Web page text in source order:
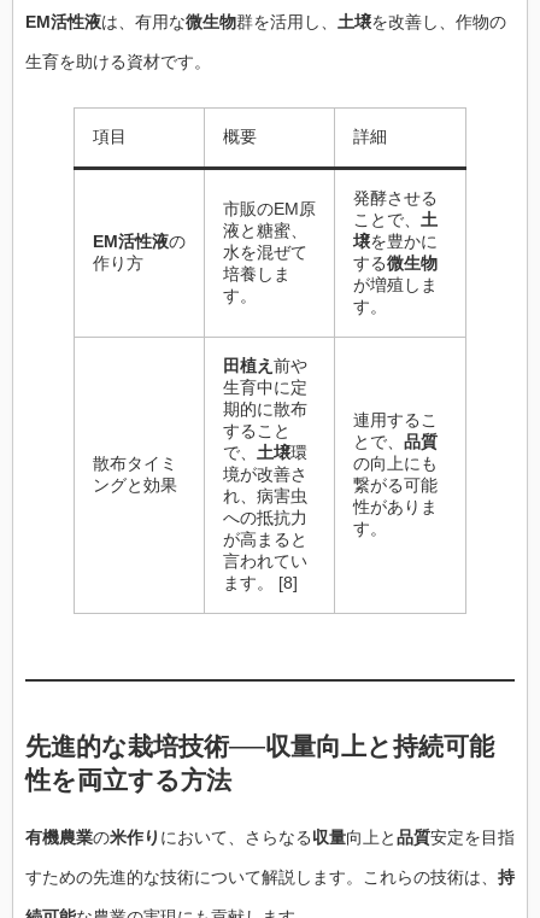
EM活性液は、有用な微生物群を活用し、 土壌を改善し、作物の
生育を助ける資材です。
項目 概要 詳細
EM活性液の
作り方
市販のEM原
液と糖蜜、
水を混ぜて
培養しま
す。
発酵させる
ことで、 土
壌を豊かに
する微生物
が増殖しま
す。
散布タイミ
ングと効果
田植え 前や
生育中に定
期的に散布
すること
で、 土壌環
境が改善さ
れ、病害虫
への抵抗力
が高まると
言われてい
ます。 [8]
連用するこ
とで、 品質
の向上にも
繋がる可能
性がありま
す。
先進的な栽培技術──収量向上と持続可能
性を両立する方法
有機農業の米作り において、さらなる収量向上と品質安定を目指
すための先進的な技術について解説します。これらの技術は、 持